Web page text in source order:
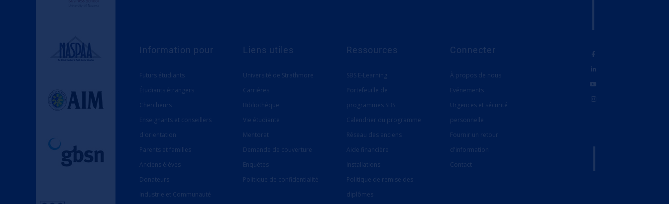
Information pour
Futurs étudiants
Étudiants étrangers
Chercheurs
Enseignants et conseillers
d'orientation
Parents et familles
Anciens élèves
Donateurs
Industrie et Communauté
Liens utiles
Université de Strathmore
Carrières
Bibliothèque
Vie étudiante
Mentorat
Demande de couverture
Enquêtes
Politique de confidentialité
Ressources
SBS E-Learning
Portefeuille de
programmes SBS
Calendrier du programme
Réseau des anciens
Aide financière
Installations
Politique de remise des
diplômes
Connecter
À propos de nous
Evénements
Urgences et sécurité
personnelle
Fournir un retour
d'information
Contact